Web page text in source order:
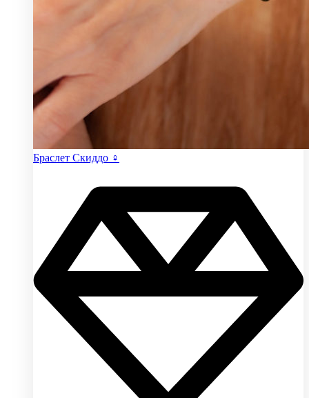
Браслет Скиддо ♀